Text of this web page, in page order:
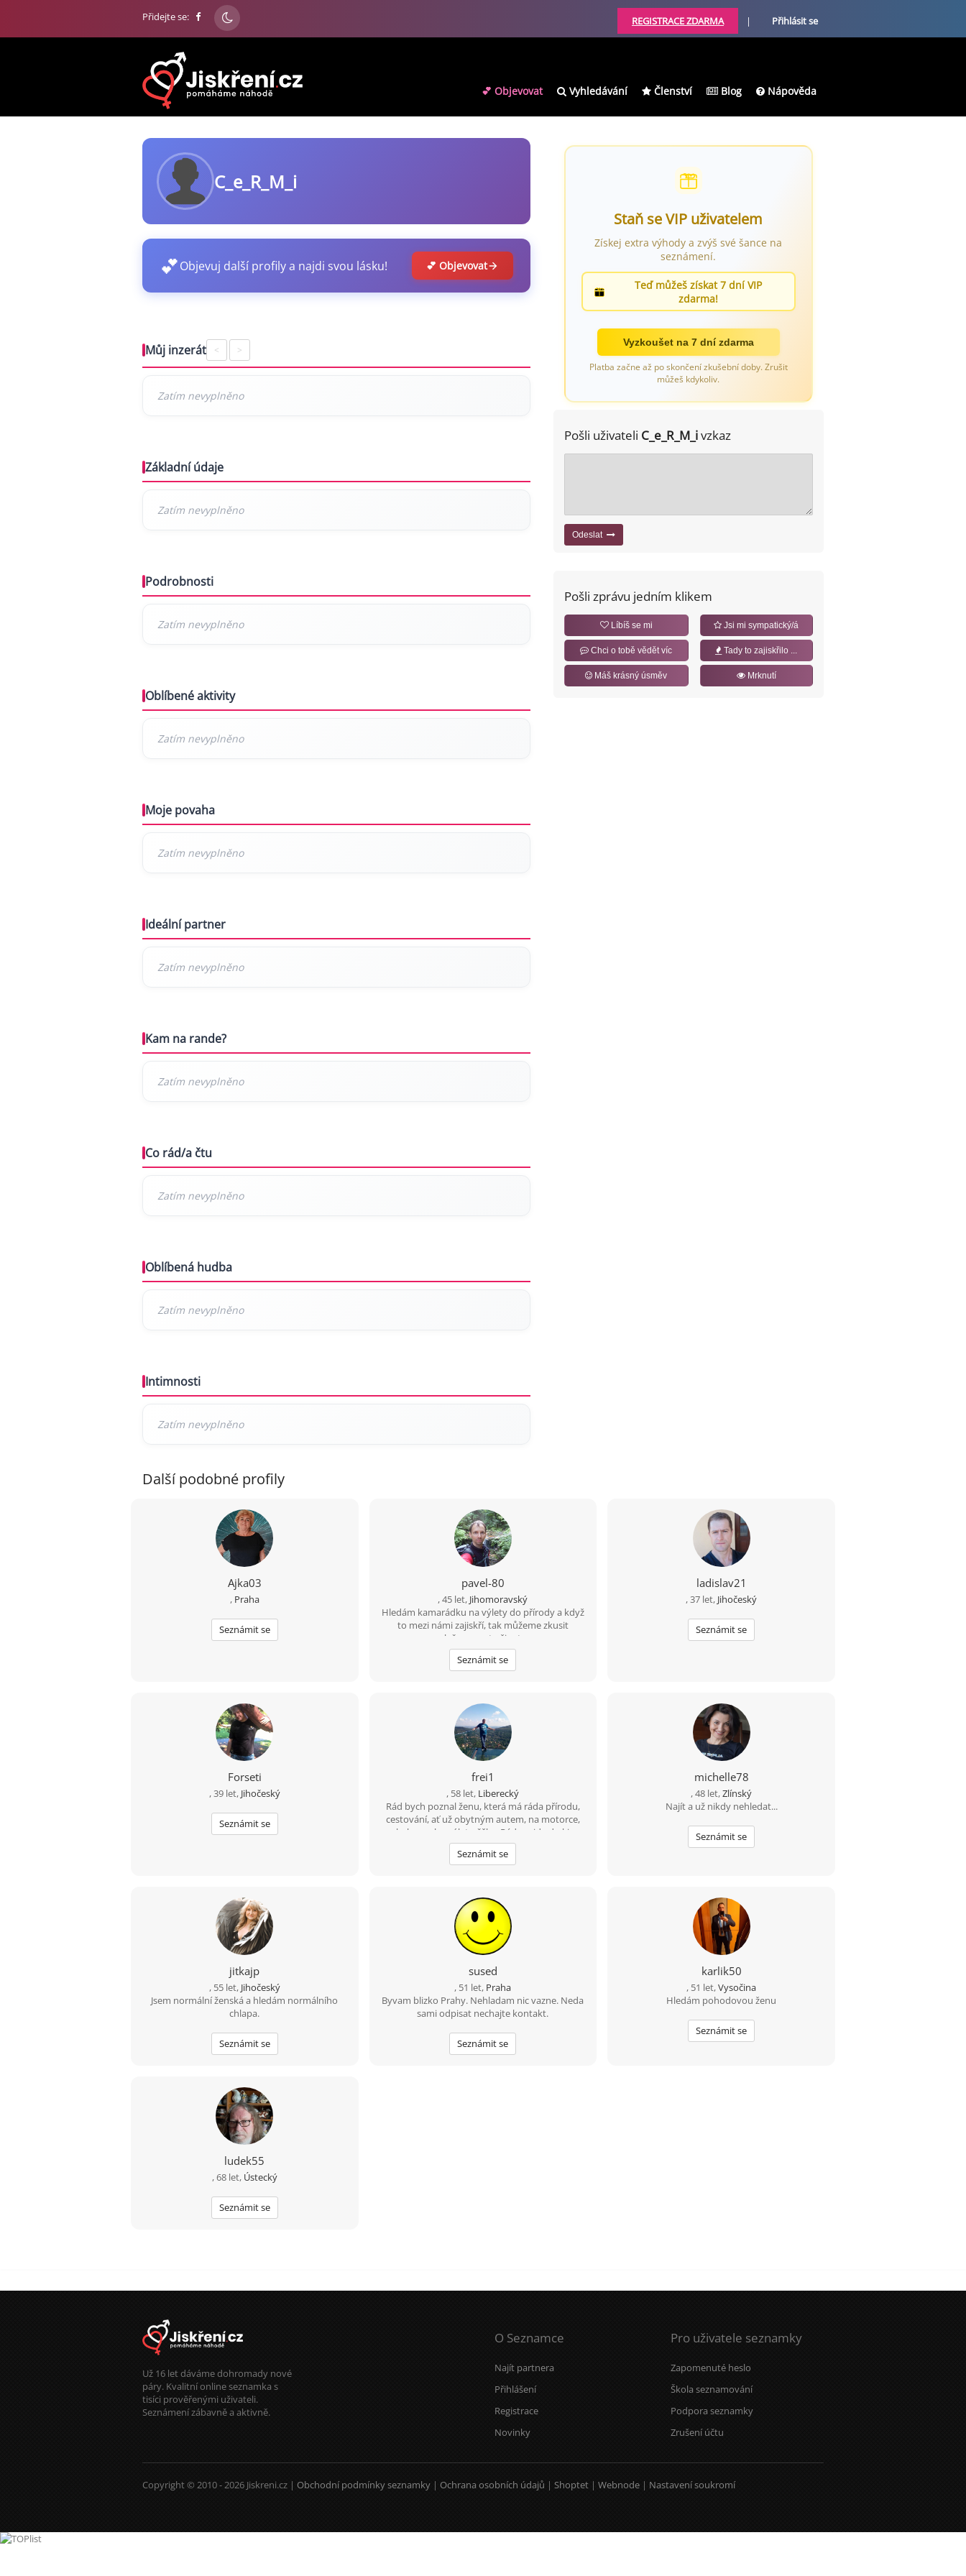
Přidejte se: REGISTRACE ZDARMA | Přihlásit se
💕 Objevovat Vyhledávání Členství Blog Nápověda
C_e_R_M_i
💕Objevuj další profily a najdi svou lásku! 💕 Objevovat
Můj inzerát < >
Základní údaje
Podrobnosti
Oblíbené aktivity
Moje povaha
Ideální partner
Kam na rande?
Co rád/a čtu
Oblíbená hudba
Intimnosti
Staň se VIP uživatelem
Získej extra výhody a zvýš své šance na
seznámení.
Teď můžeš získat 7 dní VIP
zdarma!
Vyzkoušet na 7 dní zdarma
Platba začne až po skončení zkušební doby. Zrušit
můžeš kdykoliv.
Pošli uživateli C_e_R_M_ivzkaz
Odeslat
Pošli zprávu jedním klikem
Líbíš se mi Jsi mi sympatický/á
Chci o tobě vědět víc Tady to zajiskřilo ...
Máš krásný úsměv Mrknutí
Další podobné profily
Ajka03
, Praha
Seznámit se
pavel-80
, 45 let, Jihomoravský
Hledám kamarádku na výlety do přírody a když
to mezi námi zajiskří, tak můžeme zkusit
společnou cestu životem.
Seznámit se
ladislav21
, 37 let, Jihočeský
Seznámit se
Forseti
, 39 let, Jihočeský
Seznámit se
frei1
, 58 let, Liberecký
Rád bych poznal ženu, která má ráda přírodu,
cestování, ať už obytným autem, na motorce,
na kole a nebo výlet pěšky. Ráda zajde do kina.
Nebo na dovolenou k moři. Možností je mnoho.
Seznámit se
michelle78
, 48 let,Zlínský
Najít a už nikdy nehledat...
Seznámit se
jitkajp
, 55 let, Jihočeský
Jsem normální ženská a hledám normálního
chlapa.
Seznámit se
sused
, 51 let, Praha
Byvam blizko Prahy. Nehladam nic vazne. Neda
sami odpisat nechajte kontakt.
Seznámit se
karlik50
, 51 let,Vysočina
Hledám pohodovou ženu
Seznámit se
ludek55
, 68 let, Ústecký
Seznámit se
Už 16 let dáváme dohromady nové
páry. Kvalitní online seznamka s
tisíci prověřenými uživateli.
Seznámení zábavně a aktivně.
O Seznamce
Najít partnera
Přihlášení
Registrace
Novinky
Pro uživatele seznamky
Zapomenuté heslo
Škola seznamování
Podpora seznamky
Zrušení účtu
Copyright © 2010 - 2026 Jiskreni.cz | Obchodní podmínky seznamky | Ochrana osobních údajů | Shoptet | Webnode | Nastavení soukromí